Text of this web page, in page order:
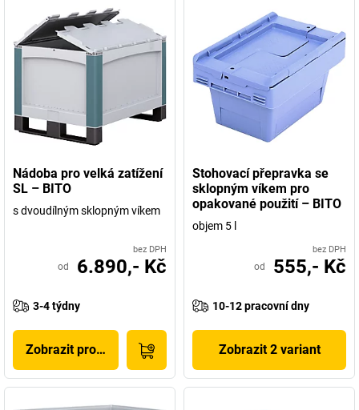
Nádoba pro velká zatížení
SL – BITO
s dvoudílným sklopným víkem
bez DPH
od 6.890,- Kč
3-4 týdny
Zobrazit produkt
Stohovací přepravka se
sklopným víkem pro
opakované použití – BITO
objem 5 l
bez DPH
od 555,- Kč
10-12 pracovní dny
Zobrazit 2 variant